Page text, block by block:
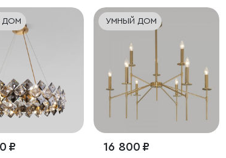
ДОМ
₽
УМНЫЙ ДОМ
16 800 ₽